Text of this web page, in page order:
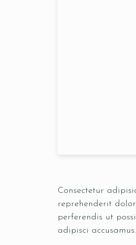
Consectetur
reprehenderit
perferendis ut
adipisci